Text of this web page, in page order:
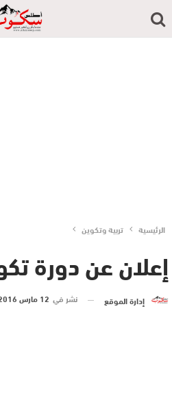
الرئيسية تربية وتكوين
إعلان عن دورة
إدارة الموقع نشر في 12 مارس 2016 الساعة 11 و 52 دقيقة